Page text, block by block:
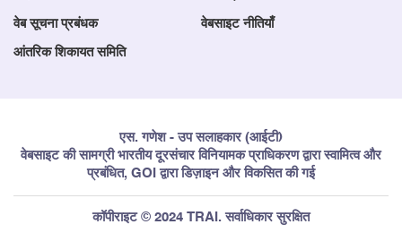
वेब सूचना प्रबंधक वेबसाइट नीतियाँ
आंतरिक शिकायत समिति
एस. गणेश - उप सलाहकार (आईटी)
वेबसाइट की सामग्री भारतीय दूरसंचार विनियामक प्राधिकरण द्वारा स्वामित्व और
प्रबंधित, GOI द्वारा डिज़ाइन और विकसित की गई
कॉपीराइट © 2024 TRAI. सर्वाधिकार सुरक्षित